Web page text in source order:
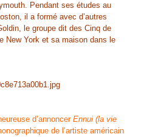
Pendant ses études au
il a formé avec d’autres
le groupe dit des Cinq de
New York et sa maison dans le
d’annoncer Ennui (la vie
de l’artiste américain